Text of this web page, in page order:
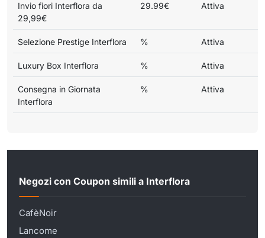
Invio fiori Interflora da
29,99€
29.99€ Attiva
Selezione Prestige Interflora % Attiva
Luxury Box Interflora % Attiva
Consegna in Giornata
Interflora
% Attiva
Negozi con Coupon simili a Interflora
CafèNoir
Lancome